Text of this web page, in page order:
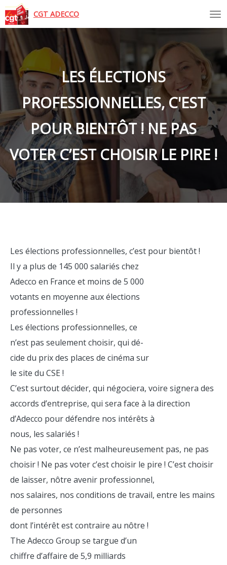
CGT ADECCO
LES ÉLECTIONS
PROFESSIONNELLES, C'EST
POUR BIENTÔT ! NE PAS
VOTER C’EST CHOISIR LE PIRE !
Les élections professionnelles, c’est pour bientôt !
Il y a plus de 145 000 salariés chez
Adecco en France et moins de 5 000
votants en moyenne aux élections
professionnelles !
Les élections professionnelles, ce
n’est pas seulement choisir, qui dé-
cide du prix des places de cinéma sur
le site du CSE !
C’est surtout décider, qui négociera, voire signera des
accords d’entreprise, qui sera face à la direction
d’Adecco pour défendre nos intérêts à
nous, les salariés !
Ne pas voter, ce n’est malheureusement pas, ne pas
choisir ! Ne pas voter c’est choisir le pire ! C’est choisir
de laisser, nôtre avenir professionnel,
nos salaires, nos conditions de travail, entre les mains
de personnes
dont l’intérêt est contraire au nôtre !
The Adecco Group se targue d’un
chiffre d’affaire de 5,9 milliards